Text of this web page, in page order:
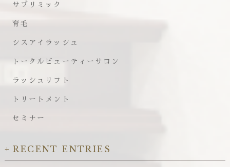
サブリミック
育毛
シスアイラッシュ
トータルビューティーサロン
ラッシュリフト
トリートメント
セミナー
RECENT ENTRIES